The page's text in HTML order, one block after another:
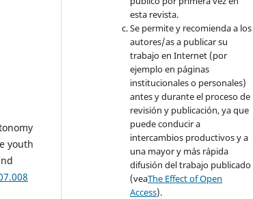
youth
esta revista.
Se permite y recomienda a los
autores/as a publicar su
trabajo en Internet (por
ejemplo en páginas
institucionales o personales)
antes y durante el proceso de
revisión y publicación, ya que
puede conducir a
intercambios productivos y a
una mayor y más rápida
difusión del trabajo publicado
(veaThe Effect of Open
Access).